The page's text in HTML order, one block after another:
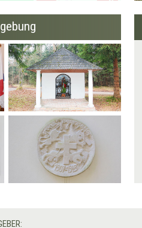
Barbara-Kapelle bzw.
Waldkapelle
Personenbezogenes
Denkmal